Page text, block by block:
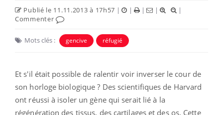
Publié le 11.11.2013 à 17h57 | | | |
|
Commenter
Mots clés : gencive réfugié
Et s'il était possible de ralentir voir inverser le cour de
son horloge biologique ? Des scientifiques de Harvard
ont réussi à isoler un gène qui serait lié à la
régénération des tissus, des cartilages et des os. Cette